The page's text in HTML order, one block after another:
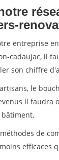
entreprise
cadaujac, il
son chiffre
le
il faudra
de
efficaces